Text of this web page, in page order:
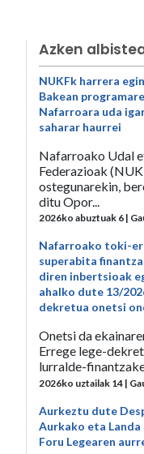
Azken
NUKFk harrera
Bakean
Nafarroara uda
saharar haurrei
Nafarroako Udal
Federazioak
ostegunarekin,
ditu Opor...
2026ko abuztuak 6 |
Nafarroako toki-
superabita
diren inbertsioak
ahalko dute 13/
dekretua onetsi
Onetsi da
Errege lege-
lurralde-
2026ko uztailak 14 |
Aurkeztu dute
Aurkako eta Landa
Foru Legearen